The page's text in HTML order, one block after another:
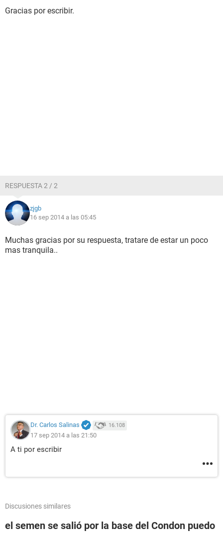
Gracias por escribir.
RESPUESTA 2 / 2
zjgb
16 sep 2014 a las 05:45
Muchas gracias por su respuesta, tratare de estar un poco
mas tranquila..
Dr. Carlos Salinas 16.108
17 sep 2014 a las 21:50
A ti por escribir
Discusiones similares
el semen se salió por la base del Condon puedo